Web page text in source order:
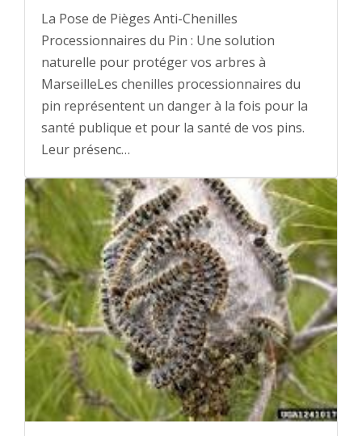
La Pose de Pièges Anti-Chenilles
Processionnaires du Pin : Une solution
naturelle pour protéger vos arbres à
MarseilleLes chenilles processionnaires du
pin représentent un danger à la fois pour la
santé publique et pour la santé de vos pins.
Leur présenc…